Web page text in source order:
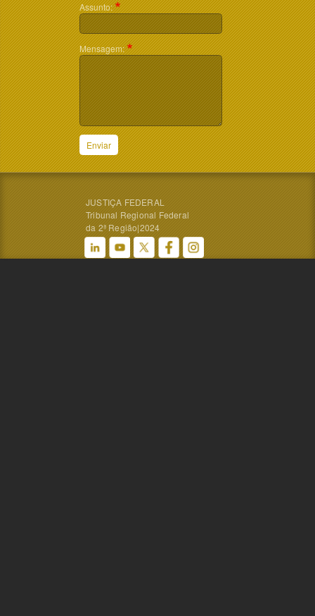
Assunto:
Mensagem:
Enviar
JUSTIÇA FEDERAL
Tribunal Regional Federal
da 2ª Região|2024